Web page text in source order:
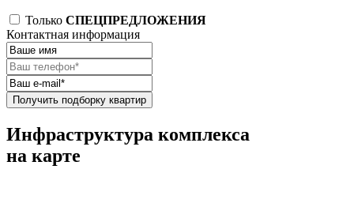
Только СПЕЦПРЕДЛОЖЕНИЯ
Контактная информация
Получить подборку квартир
Инфраструктура комплекса
на карте